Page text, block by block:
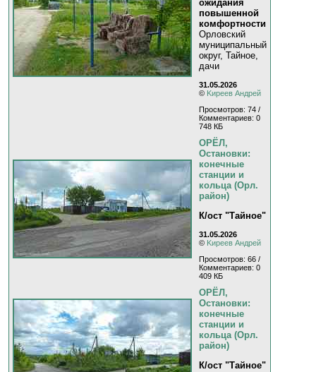
ожидания
повышенной
комфортности
Орловский
муниципальный
округ, Тайное,
дачи
31.05.2026
© Kиpeeв Aндpeй
Просмотров: 74 /
Комментариев: 0
748 КБ
ОРЁЛ,
Остановки:
конечные
станции и
кольца (Орл.
район)
К/ост "Тайное"
31.05.2026
© Kиpeeв Aндpeй
Просмотров: 66 /
Комментариев: 0
409 КБ
ОРЁЛ,
Остановки:
конечные
станции и
кольца (Орл.
район)
К/ост "Тайное"